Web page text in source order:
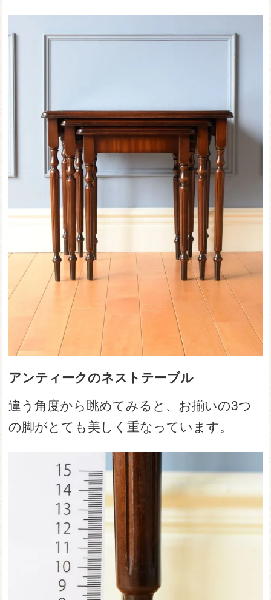
アンティークのネストテーブル
違う角度から眺めてみると、お揃いの3つ
の脚がとても美しく重なっています。